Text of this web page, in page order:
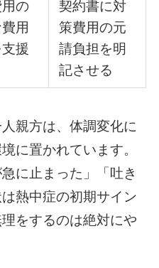
の
用
援
契約書に対
策費用の元
請負担を明
記させる
親方は、体調変化に
に置かれています。
に止まった」「吐き
熱中症の初期サイン
をするのは絶対にや